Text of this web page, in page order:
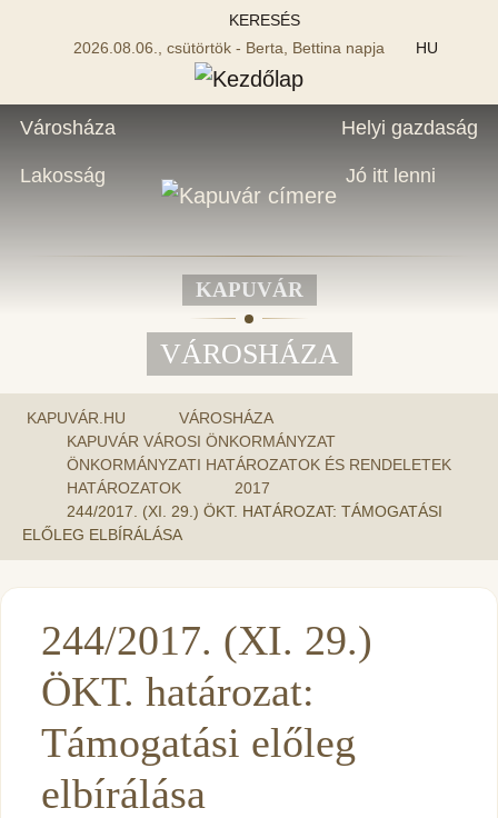
KERESÉS
2026.08.06., csütörtök - Berta, Bettina napja
HU
Városháza
Lakosság
Helyi gazdaság
Jó itt lenni
KAPUVÁR
VÁROSHÁZA
KAPUVÁR.HU
VÁROSHÁZA
KAPUVÁR VÁROSI ÖNKORMÁNYZAT
ÖNKORMÁNYZATI HATÁROZATOK ÉS RENDELETEK
HATÁROZATOK
2017
244/2017. (XI. 29.) ÖKT. HATÁROZAT: TÁMOGATÁSI
ELŐLEG ELBÍRÁLÁSA
244/2017. (XI. 29.)
ÖKT. határozat:
Támogatási előleg
elbírálása